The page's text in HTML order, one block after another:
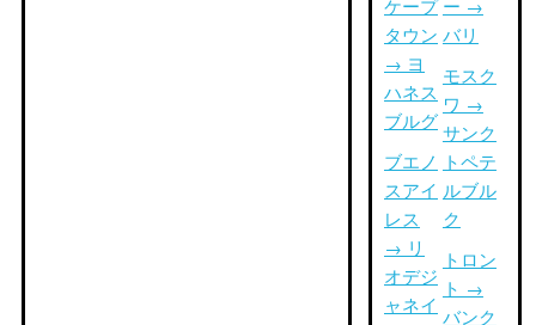
ケープ
タウン
→ ヨ
ハネス
ブルグ
ブエノ
スアイ
レス
→ リ
オデジ
ャネイ
ー →
バリ
モスク
ワ →
サンク
トペテ
ルブル
ク
トロン
ト →
バンク